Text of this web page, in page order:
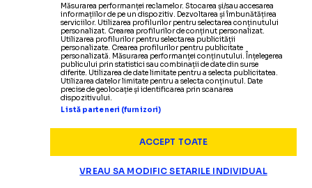
ARHIVA FOTBAL 13.10.2021
Cum a încercat Diego Simeonesă-ltransfere pe
Lionel Messi la Atletico Madrid
ARHIVA FOTBAL
La Liga: Atletico Madrid, victorie obținută în
minutul 90+9(2-1vs Espanyol)
ARHIVA FOTBAL 23.05.2021
Ce a spus Diego Simeone după ce
a câștigat al doilea titlu cu
Atletico Madrid
Citește mai mult
ARHIVA FOTBAL 18.03.2021
​VIDEO Chelsea redevine o forță
sub comanda lui Thomas Tuchel
Recordul doborât de german
împotriva dezamăgitoarei Atletico
Citește mai mult
ARHIVA FOTBAL 24.02.2020
VIDEO Atletico Madrid-Villarreal
/ Trupa lui Simeone a urcat pe
locul trei, după ce a revenit de la
Citește mai mult
Măsurarea performanței reclamelor. Stocarea și/sau accesarea
informațiilor de pe un dispozitiv. Dezvoltarea și îmbunătățirea
serviciilor. Utilizarea profilurilor pentru selectarea conținutului
personalizat. Crearea profilurilor de conținut personalizat.
Utilizarea profilurilor pentru selectarea publicității
personalizate. Crearea profilurilor pentru publicitate
personalizată. Măsurarea performanței conținutului. Înțelegerea
publicului prin statistici sau combinații de date din surse
diferite. Utilizarea de date limitate pentru a selecta publicitatea.
Utilizarea datelor limitate pentru a selecta conținutul. Date
precise de geolocație și identificarea prin scanarea
dispozitivului.
Listă parteneri (furnizori)
ACCEPT TOATE
VREAU SA MODIFIC SETARILE INDIVIDUAL